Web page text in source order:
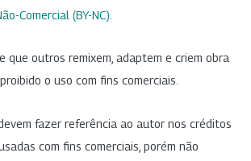
Comercial (BY-NC)
que outros remixem, adaptem e criem obra
o uso com fins comerciais.
fazer referência ao autor nos créditos
com fins comerciais, porém não